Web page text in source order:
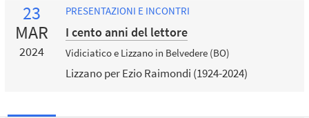
23
MAR
2024
PRESENTAZIONI E INCONTRI
I cento anni del lettore
Vidiciatico e Lizzano in Belvedere (BO)
Lizzano per Ezio Raimondi (1924-2024)